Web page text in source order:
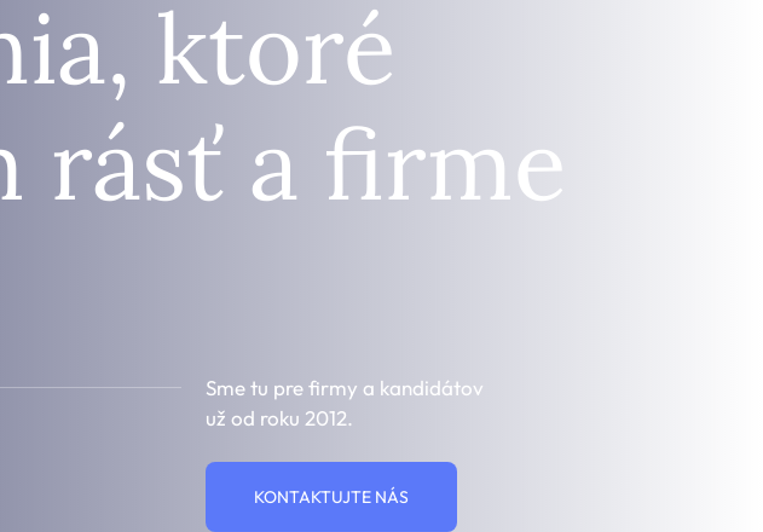
ktoré
rásť a firme
Sme tu pre firmy a kandidátov
už od roku 2012.
KONTAKTUJTE NÁS